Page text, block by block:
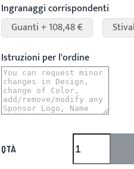
Ingranaggi corrispondenti
Guanti + 108,48 €
Istruzioni per l'ordine
QTÀ